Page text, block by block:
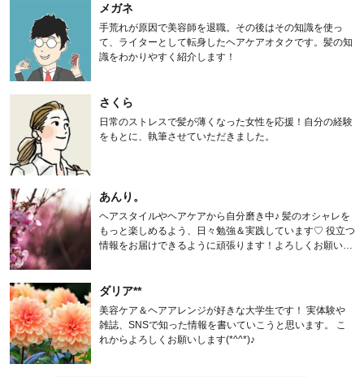
メガネ
手荒れが原因で美容師を退職。その後はその知識を使っ
て、ライターとして転身したヘアケアオタクです。髪の知
識をわかりやすく紹介します！
さくら
日常のストレスで髪が薄くなった女性を応援！自分の経験
をもとに、執筆させていただきました。
あんり。
ヘアスタイルやヘアケアから自分磨き中♪ 髪のオシャレを
もっと楽しめるよう、日々勉強＆実践しています♡ 役立つ
情報をお届けできるように頑張ります！よろしくお願いし
ダリア**
美容ケア＆ヘアアレンジが好きな大学生です！ 実体験や
雑誌、SNSで知った情報を書いていこうと思います。 こ
れからよろしくお願いします(*^^*)♪